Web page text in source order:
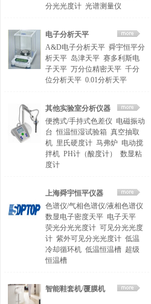
分光光度计 光谱测量仪
电子分析天平
A&D电子分析天平 舜宇恒平分
析天平 岛津天平 赛多利斯电
子天平 万分位精密天平 千分
位分析天平 0.01分析天平
其他实验室分析仪器
便携式/手持式色差仪 电磁振动
台 恒温恒湿试验箱 真空抽取
机 里氏硬度计 马弗炉 电动搅
拌机 PH计（酸度计）
数显粘
度计
上海舜宇恒平仪器
色谱仪/气相色谱仪/液相色谱仪
数显电子密度天平 电子天平
荧光分光光度计 可见分光光度
计 紫外可见分光光度计 低温
冷却循环机 低温恒温槽 超级
恒温槽
智能鞋套机/覆膜机